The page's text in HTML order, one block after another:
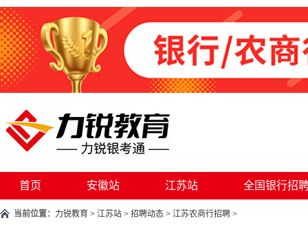
首页 安徽站 江苏站 全国银行招
当前位置： 力锐教育 > 江苏站 > 招聘动态 > 江苏农商行招聘 >